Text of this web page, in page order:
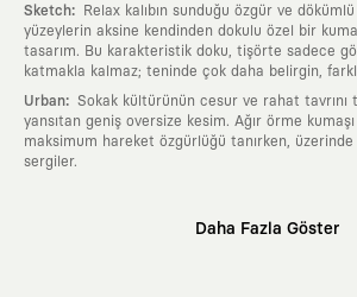
Sketch:
Relax kalıbın sunduğu özgür ve dökümlü
yüzeylerin aksine kendinden dokulu özel bir
tasarım. Bu karakteristik doku, tişörte sadece
katmakla kalmaz; teninde çok daha belirgin,
Urban: Sokak kültürünün cesur ve rahat tavrını
yansıtan geniş oversize kesim. Ağır örme kumaşı
maksimum hareket özgürlüğü tanırken,
sergiler.
Daha Fazla Göster